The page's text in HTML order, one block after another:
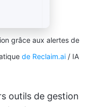
grâce aux alertes de
de Reclaim.ai / IA
outils de gestion